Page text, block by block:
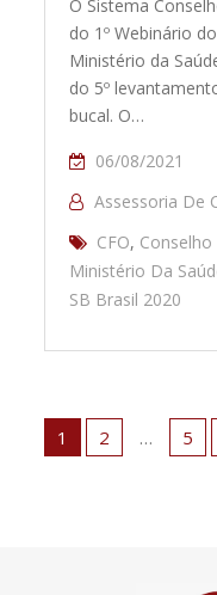
O Sistema
do 1º Webinário
Ministério da
do 5º
bucal. O…
06/08/2021
Assessoria De
CFO,
Ministério Da
SB Brasil 2020
Navegação
por
1 2 … 5